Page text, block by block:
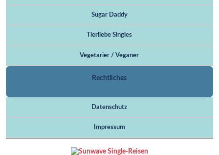
Sugar Daddy
Tierliebe Singles
Vegetarier / Veganer
Rechtliches
Datenschutz
Impressum